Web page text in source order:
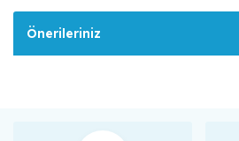
Önerileriniz